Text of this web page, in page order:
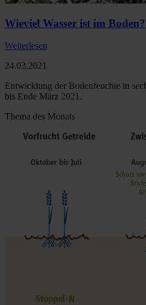
Wieviel Wasser ist im Boden?
Weiterlesen
24.03.2021
Entwicklung der Bodenfeuchte in
bis Ende März 2021.
Thema des Monats